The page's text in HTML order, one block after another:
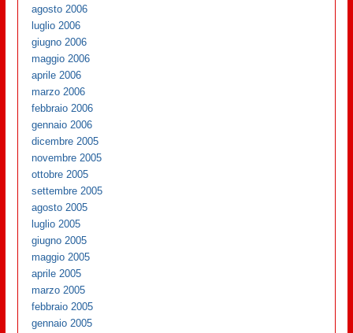
agosto 2006
luglio 2006
giugno 2006
maggio 2006
aprile 2006
marzo 2006
febbraio 2006
gennaio 2006
dicembre 2005
novembre 2005
ottobre 2005
settembre 2005
agosto 2005
luglio 2005
giugno 2005
maggio 2005
aprile 2005
marzo 2005
febbraio 2005
gennaio 2005